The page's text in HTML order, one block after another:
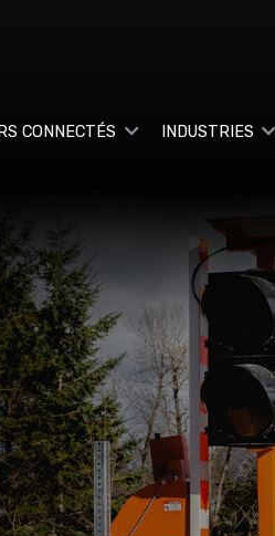
CONNECTÉS INDUSTRIES